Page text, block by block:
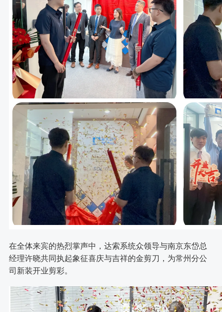
在全体来宾的热烈掌声中，达索系统众领导与南京东岱总
经理许晓共同执起象征喜庆与吉祥的金剪刀，为常州分公
司新装开业剪彩。